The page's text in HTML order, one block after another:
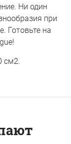
Ни один
при
Готовьте на
см2.